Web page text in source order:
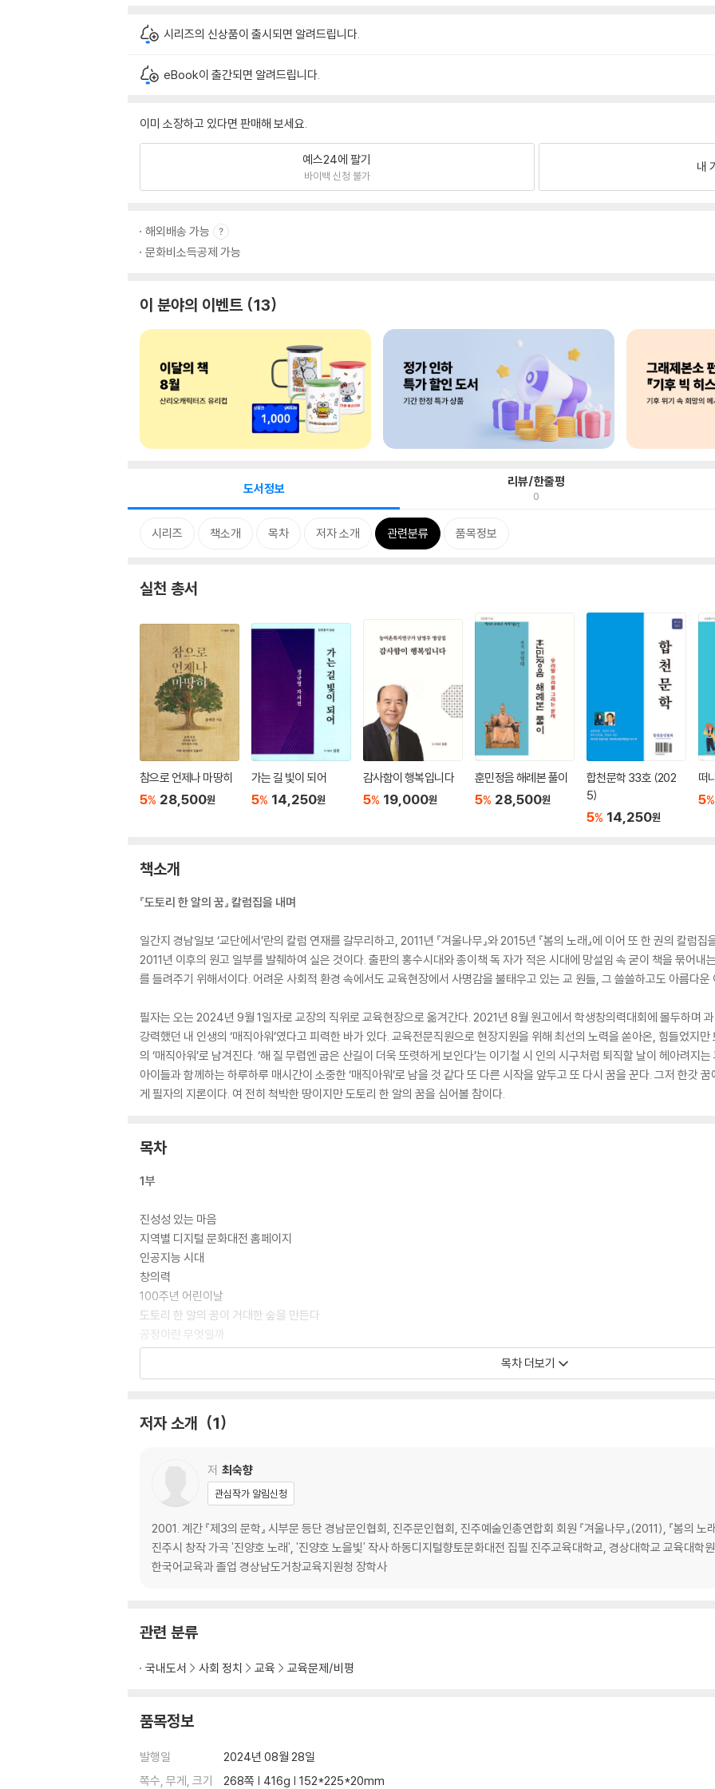
시리즈의 신상품이 출시되면 알려드립니다.
eBook이 출간되면 알려드립니다.
이미 소장하고 있다면 판매해 보세요.
예스24에 팔기
바이백 신청 불가
내
해외배송 가능
문화비소득공제 가능
이 분야의 이벤트 13
도서정보 리뷰/한줄평
0
시리즈 책소개 목차 저자 소개 관련분류 품목정보
실천 총서
참으로 언제나 마땅히
5% 28,500원
가는 길 빛이 되어
5% 14,250원
감사함이 행복입니다
5% 19,000원
훈민정음 해례본 풀이
5% 28,500원
합천문학 33호 (202
5)
5% 14,250원
떠
5%
책소개
『도토리 한 알의 꿈』 칼럼집을 내며
일간지 경남일보 ‘교단에서’란의 칼럼 연재를 갈무리하고, 2011년 『겨울나무』와 2015년 『봄의 노래』에 이어 또 한 권의 칼럼
2011년 이후의 원고 일부를 발췌하여 실은 것이다. 출판의 홍수시대와 종이책 독 자가 적은 시대에 망설임 속 굳이 책을 묶어내
를 들려주기 위해서이다. 어려운 사회적 환경 속에서도 교육현장에서 사명감을 불태우고 있는 교 원들, 그 쓸쓸하고도 아름다운
필자는 오는 2024년 9월 1일자로 교장의 직위로 교육현장으로 옮겨간다. 2021년 8월 원고에서 학생창의력대회에 몰두하며
강력했던 내 인생의 ‘매직아워’였다고 피력한 바가 있다. 교육전문직원으로 현장지원을 위해 최선의 노력을 쏟아온, 힘들었지
의 ‘매직아워’로 남겨진다. ‘해 질 무렵엔 굽은 산길이 더욱 또렷하게 보인다’는 이기철 시 인의 시구처럼 퇴직할 날이 헤아려지
아이들과 함께하는 하루하루 매시간이 소중한 ‘매직아워’로 남을 것 같다 또 다른 시작을 앞두고 또 다시 꿈을 꾼다. 그저 한갓
게 필자의 지론이다. 여 전히 척박한 땅이지만 도토리 한 알의 꿈을 심어볼 참이다.
목차
1부
진성성 있는 마음
지역별 디지털 문화대전 홈페이지
인공지능 시대
창의력
100주년 어린이날
도토리 한 알의 꿈이 거대한 숲을 만든다
공정이란 무엇일까
산골벽지분교의 메아리
악마는 디테일에 있다
노랑제비꽃 하나를 피우기 위해선 숲이 통째로 움직여야 한다
라온제나를 위하여
한류 열풍
걷기를 생활화하자
감동을 주는 교육
2부
전문적 치유가 필요한 아이들이 늘고 있다
에스페란토(Esperanto)
이제는 교권을 바로 세워줘야 할 때다
정신질환학생 수급 대책마련의 필요성
학생창의력챔피언대회
목차 더보기
저자 소개 1
저 최숙향
관심작가 알림신청
2001. 계간 『제3의 문학』 시부문 등단 경남문인협회, 진주문인협회, 진주예술인총연합회 회원 『겨울나무』(2011), 『봄의
진주시 창작 가곡 '진양호 노래', '진양호 노을빛' 작사 하동디지털향토문화대전 집필 진주교육대학교, 경상대학교 교육대학
한국어교육과 졸업 경상남도거창교육지원청 장학사
관련 분류
국내도서 사회 정치 교육 교육문제/비평
품목정보
발행일
2024년 08월 28일
쪽수, 무게, 크기
268쪽 | 416g | 152*225*20mm